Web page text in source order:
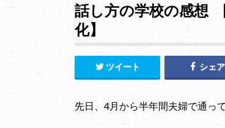
話し方の学校の感想
化】
ツイート シェア
先日、4月から半年間夫婦で通っ